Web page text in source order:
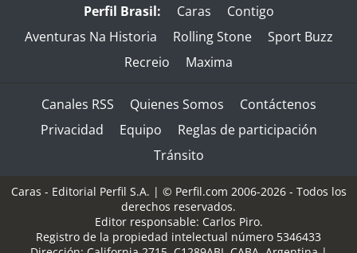
Perfil Brasil: Caras
Contigo
Aventuras Na Historia
Rolling Stone
Sport Buzz
Recreio
Maxima
Canales RSS Quienes Somos
Contáctenos
Privacidad
Equipo
Reglas de participación
Tránsito
Caras - Editorial Perfil S.A. | © Perfil.com 2006-2026 - Todos los
derechos reservados.
Editor responsable: Carlos Piro.
Registro de la propiedad intelectual número 5346433